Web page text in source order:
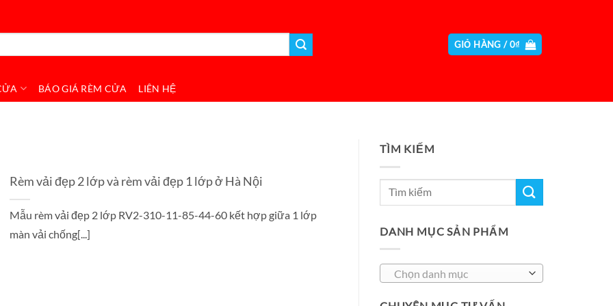
GIỎ HÀNG /0₫
BÁO GIÁ RÈM CỬA LIÊN HỆ
Rèm vải đẹp 2 lớp và rèm vải đẹp 1 lớp ở Hà Nội
Mẫu rèm vải đẹp 2 lớp RV2-310-11-85-44-60 kết hợp giữa 1 lớp
màn vải chống[...]
TÌM KIẾM
DANH MỤC SẢN PHẨM
Chọn danh mục